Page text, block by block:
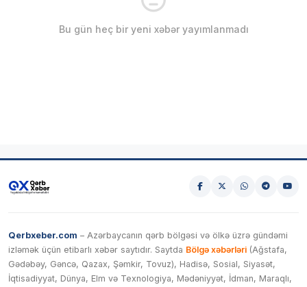
Bu gün heç bir yeni xəbər yayımlanmadı
Qerbxeber.com – Azərbaycanın qərb bölgəsi və ölkə üzrə gündəmi
izləmək üçün etibarlı xəbər saytıdır. Saytda Bölgə xəbərləri (Ağstafa,
Gədəbəy, Gəncə, Qazax, Şəmkir, Tovuz), Hadisə, Sosial, Siyasət,
İqtisadiyyat, Dünya, Elm və Texnologiya, Mədəniyyət, İdman, Maraqlı,